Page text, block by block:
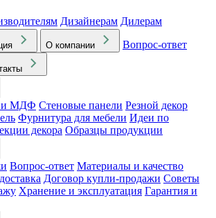
Дизайнерам Дилерам
О компании
Вопрос-ответ
и МДФ Стеновые панели Резной декор
Фурнитура для мебели Идеи по
декора Образцы продукции
Вопрос-ответ Материалы и качество
Договор купли-продажи Советы
Хранение и эксплуатация Гарантия и